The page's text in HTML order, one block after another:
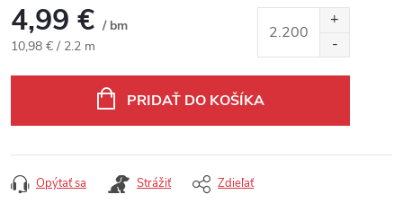
4,99 € / bm
Jednotková cena:
10,98 € / 2.2 m
PRIDAŤ DO KOŠÍKA
Opýtať sa Strážiť Zdieľať